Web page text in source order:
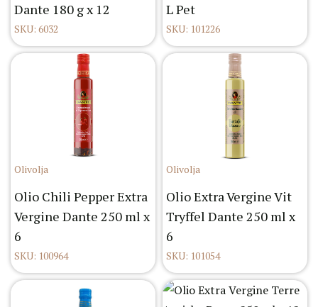
Dante 180 g x 12
SKU: 6032
L Pet
SKU: 101226
Olivolja
Olio Chili Pepper Extra
Vergine Dante 250 ml x
6
SKU: 100964
Olivolja
Olio Extra Vergine Vit
Tryffel Dante 250 ml x
6
SKU: 101054